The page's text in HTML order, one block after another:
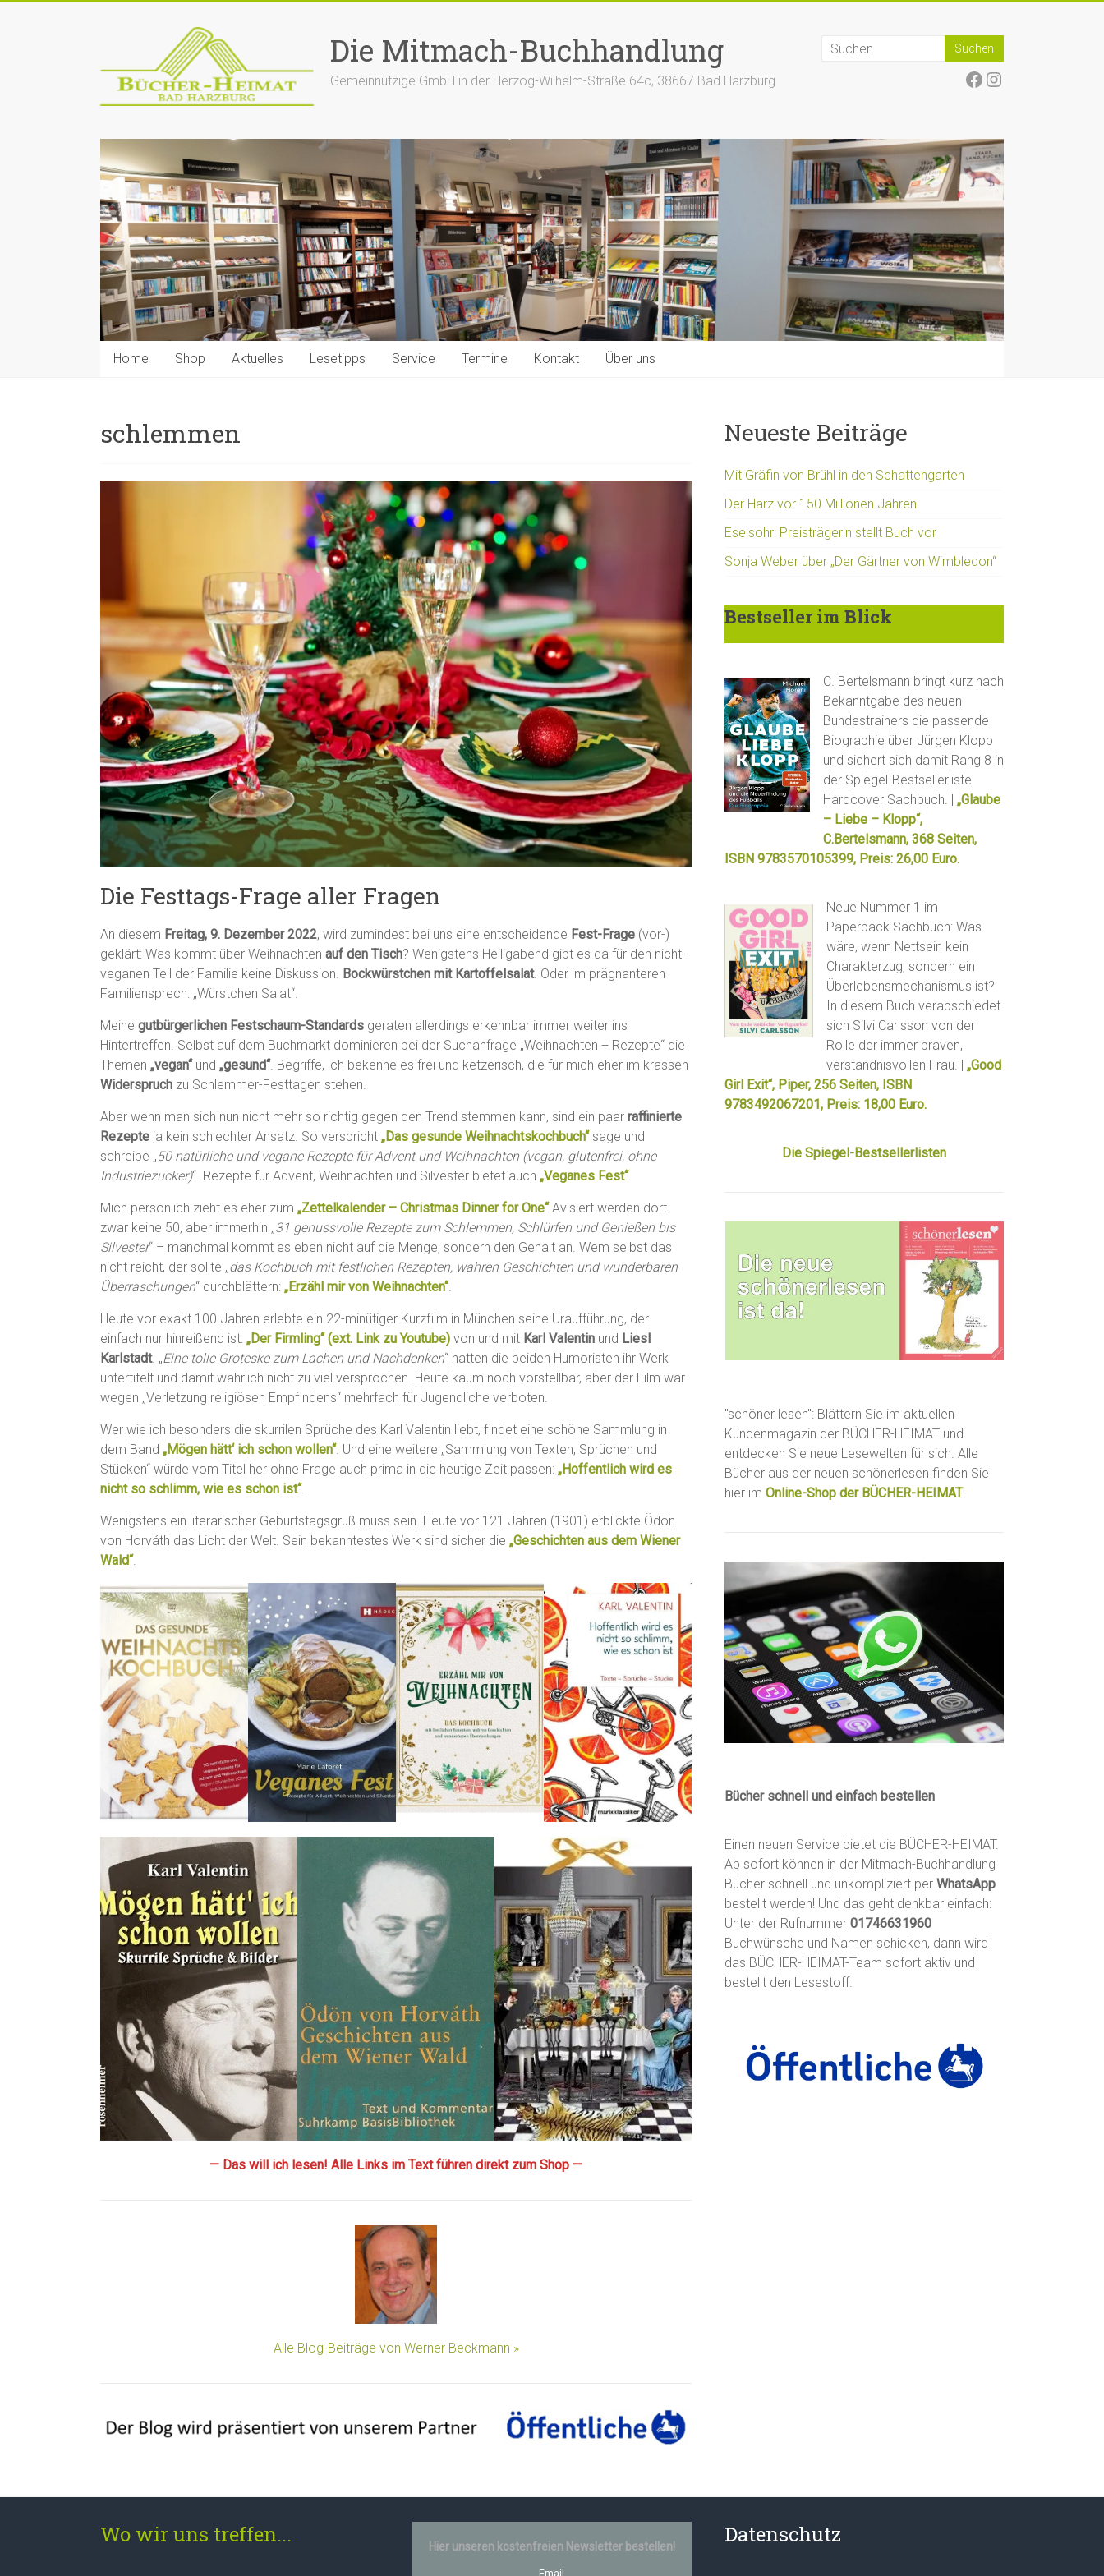
Die Mitmach-Buchhandlung
Gemeinnützige GmbH in der Herzog-Wilhelm-Straße 64c, 38667 Bad Harzburg Facebook
Instagram
Home Shop Aktuelles Lesetipps Service Termine Kontakt Über uns
schlemmen
Die Festtags-Frage aller Fragen
An diesem Freitag, 9. Dezember 2022, wird zumindest bei uns eine entscheidende Fest-Frage (vor-)
geklärt: Was kommt über Weihnachten auf den Tisch? Wenigstens Heiligabend gibt es da für den nicht-
veganen Teil der Familie keine Diskussion. Bockwürstchen mit Kartoffelsalat. Oder im prägnanteren
Familiensprech: „Würstchen Salat“.
Meine gutbürgerlichen Festschaum-Standards geraten allerdings erkennbar immer weiter ins
Hintertreffen. Selbst auf dem Buchmarkt dominieren bei der Suchanfrage „Weihnachten + Rezepte“ die
Themen „vegan“ und „gesund“. Begriffe, ich bekenne es frei und ketzerisch, die für mich eher im krassen
Widerspruch zu Schlemmer-Festtagen stehen.
Aber wenn man sich nun nicht mehr so richtig gegen den Trend stemmen kann, sind ein paar raffinierte
Rezepte ja kein schlechter Ansatz. So verspricht „Das gesunde Weihnachtskochbuch“ sage und
schreibe „50 natürliche und vegane Rezepte für Advent und Weihnachten (vegan, glutenfrei, ohne
Industriezucker)“. Rezepte für Advent, Weihnachten und Silvester bietet auch „Veganes Fest“.
Mich persönlich zieht es eher zum „Zettelkalender – Christmas Dinner for One“.Avisiert werden dort
zwar keine 50, aber immerhin „31 genussvolle Rezepte zum Schlemmen, Schlürfen und Genießen bis
Silvester“ – manchmal kommt es eben nicht auf die Menge, sondern den Gehalt an. Wem selbst das
nicht reicht, der sollte „das Kochbuch mit festlichen Rezepten, wahren Geschichten und wunderbaren
Überraschungen“ durchblättern: „Erzähl mir von Weihnachten“.
Heute vor exakt 100 Jahren erlebte ein 22-minütiger Kurzfilm in München seine Uraufführung, der
einfach nur hinreißend ist: „Der Firmling“ (ext. Link zu Youtube) von und mit Karl Valentin und Liesl
Karlstadt. „Eine tolle Groteske zum Lachen und Nachdenken“ hatten die beiden Humoristen ihr Werk
untertitelt und damit wahrlich nicht zu viel versprochen. Heute kaum noch vorstellbar, aber der Film war
wegen „Verletzung religiösen Empfindens“ mehrfach für Jugendliche verboten.
Wer wie ich besonders die skurrilen Sprüche des Karl Valentin liebt, findet eine schöne Sammlung in
dem Band „Mögen hätt‘ ich schon wollen“. Und eine weitere „Sammlung von Texten, Sprüchen und
Stücken“ würde vom Titel her ohne Frage auch prima in die heutige Zeit passen: „Hoffentlich wird es
nicht so schlimm, wie es schon ist“.
Wenigstens ein literarischer Geburtstagsgruß muss sein. Heute vor 121 Jahren (1901) erblickte Ödön
von Horváth das Licht der Welt. Sein bekanntestes Werk sind sicher die „Geschichten aus dem Wiener
Wald“.
— Das will ich lesen! Alle Links im Text führen direkt zum Shop —
Alle Blog-Beiträge von Werner Beckmann »
Neueste Beiträge
Mit Gräfin von Brühl in den Schattengarten
Der Harz vor 150 Millionen Jahren
Eselsohr: Preisträgerin stellt Buch vor
Sonja Weber über „Der Gärtner von Wimbledon“
Bestseller im Blick
C. Bertelsmann bringt kurz nach
Bekanntgabe des neuen
Bundestrainers die passende
Biographie über Jürgen Klopp
und sichert sich damit Rang 8 in
der Spiegel-Bestsellerliste
Hardcover Sachbuch. |„Glaube
– Liebe – Klopp“,
C.Bertelsmann, 368 Seiten,
ISBN 9783570105399, Preis: 26,00 Euro.
Neue Nummer 1 im
Paperback Sachbuch: Was
wäre, wenn Nettsein kein
Charakterzug, sondern ein
Überlebensmechanismus ist?
In diesem Buch verabschiedet
sich Silvi Carlsson von der
Rolle der immer braven,
verständnisvollen Frau. |„Good
Girl Exit“, Piper, 256 Seiten, ISBN
9783492067201, Preis: 18,00 Euro.
Die Spiegel-Bestsellerlisten
"schöner lesen": Blättern Sie im aktuellen
Kundenmagazin der BÜCHER-HEIMAT und
entdecken Sie neue Lesewelten für sich. Alle
Bücher aus der neuen schönerlesen finden Sie
hier imOnline-Shop der BÜCHER-HEIMAT.
Bücher schnell und einfach bestellen
Einen neuen Service bietet die BÜCHER-HEIMAT.
Ab sofort können in der Mitmach-Buchhandlung
Bücher schnell und unkompliziert perWhatsApp
bestellt werden! Und das geht denkbar einfach:
Unter der Rufnummer01746631960
Buchwünsche und Namen schicken, dann wird
das BÜCHER-HEIMAT-Team sofort aktiv und
bestellt den Lesestoff.
Wo wir uns treffen... Hier unseren kostenfreien Newsletter bestellen!
Email
Datenschutz